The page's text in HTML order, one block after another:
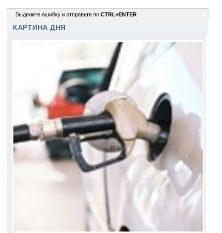
Выделите ошибку и отправьте по CTRL+ENTER
КАРТИНА ДНЯ